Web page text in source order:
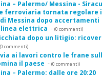
– Palermo/ Messina -
ferroviaria tornata regolare
Messina dopo accertamenti
elettrica - (0 commenti)
dopo un litigio:
(0 commenti)
ai lavori contro le frane
il paese - (0 commenti)
– Palermo: dalle ore 20:20